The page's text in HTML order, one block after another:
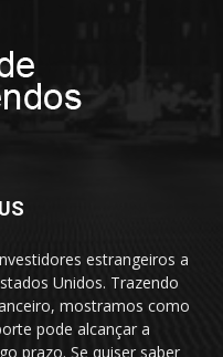
estrangeiros a
Unidos. Trazendo
mostramos como
pode alcançar a
prazo. Se quiser saber